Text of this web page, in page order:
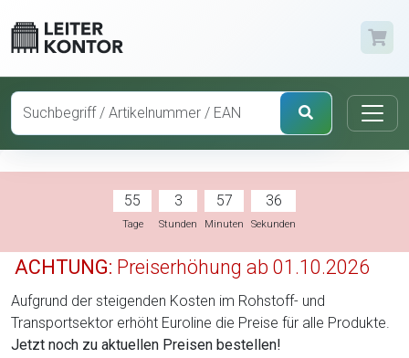
55
Tage
3
Stunden
57
Minuten
35
Sekunden
ACHTUNG: Preiserhöhung ab 01.10.2026
Aufgrund der steigenden Kosten im Rohstoff- und
Transportsektor erhöht Euroline die Preise für alle Produkte.
Jetzt noch zu aktuellen Preisen bestellen!